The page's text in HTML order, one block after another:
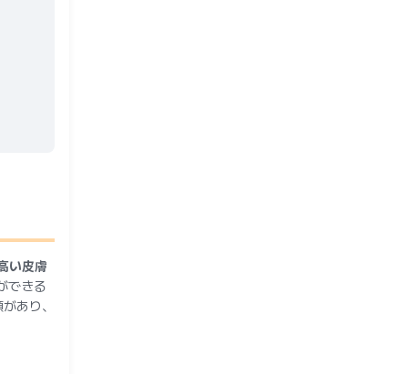
い皮膚
できる
あり、